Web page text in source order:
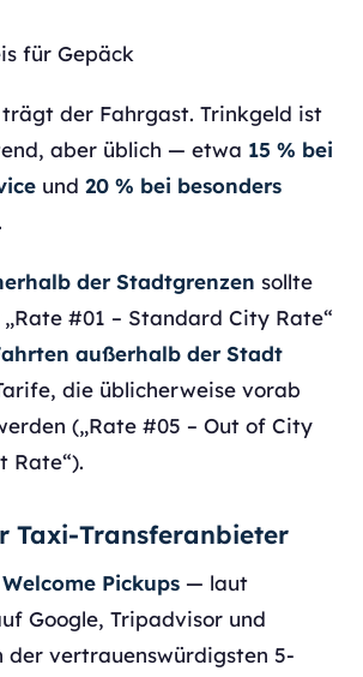
für Gepäck
der Fahrgast. Trinkgeld ist
aber üblich — etwa 15 % bei
und 20 % bei besonders
der Stadtgrenzen sollte
#01 – Standard City Rate“
außerhalb der Stadt
die üblicherweise vorab
(„Rate #05 – Out of City
Rate“).
Taxi-Transferanbieter
Welcome Pickups — laut
Google, Tripadvisor und
der vertrauenswürdigsten 5-